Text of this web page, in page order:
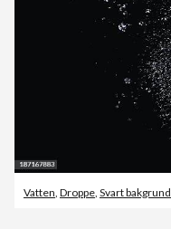
Vatten Droppe Svart bakgrund